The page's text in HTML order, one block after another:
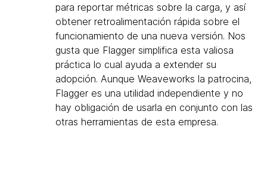
para reportar métricas sobre la carga, y así
obtener retroalimentación rápida sobre el
funcionamiento de una nueva versión. Nos
gusta que Flagger simplifica esta valiosa
práctica lo cual ayuda a extender su
adopción. Aunque Weaveworks la patrocina,
Flagger es una utilidad independiente y no
hay obligación de usarla en conjunto con las
otras herramientas de esta empresa.